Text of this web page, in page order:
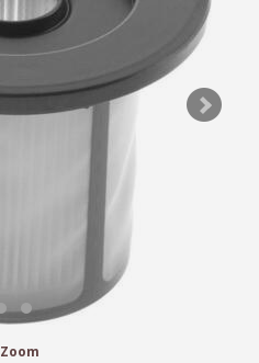
Zoom